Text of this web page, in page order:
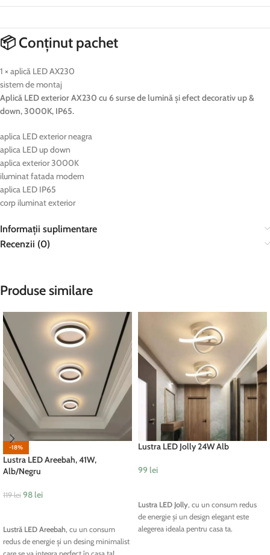
📦 Conținut pachet
1 × aplică LED AX230
sistem de montaj
Aplică LED exterior AX230 cu 6 surse de lumină și efect decorativ up &
down, 3000K, IP65.
aplica LED exterior neagra
aplica LED up down
aplica exterior 3000K
iluminat fatada modern
aplica LED IP65
corp iluminat exterior
Informații suplimentare
Recenzii (0)
Produse similare
-18%
Lustra LED Areebah, 41W,
Alb/Negru
119lei 98 lei
Lustră LED Areebah, cu un consum
redus de energie și un desing minimalist
Lustra LED Jolly 24W Alb
99 lei
Lustra LED Jolly, cu un consum redus
de energie și un design elegant este
alegerea ideala pentru casa ta.